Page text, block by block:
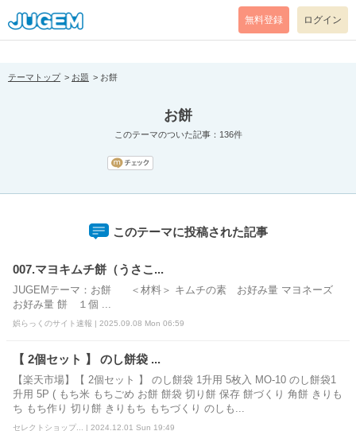
[pear_error: message="Success" code=0 mode=return level=notice
prefix="" info=""]
無料登録 ログイン
テーマトップ お題 お餅
お餅
このテーマのついた記事：136件
このテーマに投稿された記事
007.マヨキムチ餅（うさこ...
JUGEMテーマ：お餅 ＜材料＞ キムチの素 お好み量 マヨネーズ
お好み量 餅 １個 ...
娯らっくのサイト速報 | 2025.09.08 Mon 06:59
【 2個セット 】 のし餅袋 ...
【楽天市場】【 2個セット 】 のし餅袋 1升用 5枚入 MO-10 のし餅袋1
升用 5P ( もち米 もちごめ お餅 餅袋 切り餅 保存 餅づくり 角餅 きりも
ち もち作り 切り餅 きりもち もちづくり のしも...
セレクトショップ... | 2024.12.01 Sun 19:49